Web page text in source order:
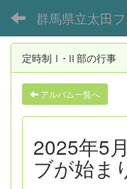
群馬県立太田
定時制Ⅰ･Ⅱ部の行事
アルバム一覧へ
2025年5
ブが始ま